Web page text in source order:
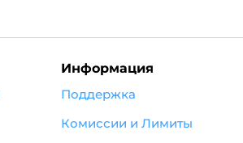
Информация
Поддержка
Комиссии и Лимиты